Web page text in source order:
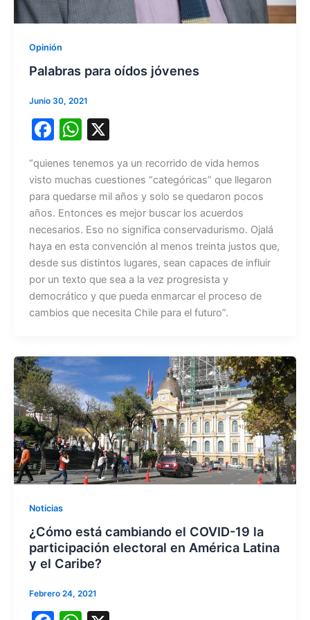
Opinión
Palabras para oídos jóvenes
Junio 30, 2021
F
c
e
b
o
o
k
W
at
s
A
p
p
X
“quienes tenemos ya un recorrido de vida hemos
visto muchas cuestiones “categóricas” que llegaron
para quedarse mil años y solo se quedaron pocos
años. Entonces es mejor buscar los acuerdos
necesarios. Eso no significa conservadurismo. Ojalá
haya en esta convención al menos treinta justos que,
desde sus distintos lugares, sean capaces de influir
por un texto que sea a la vez progresista y
democrático y que pueda enmarcar el proceso de
cambios que necesita Chile para el futuro”.
Noticias
¿Cómo está cambiando el COVID-19 la
participación electoral en América Latina
y el Caribe?
Febrero 24, 2021